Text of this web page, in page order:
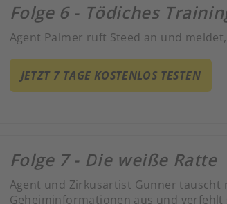
Folge 6 - Tödiches
Agent Palmer ruft Steed an und
JETZT 7 TAGE KOSTENLOS TESTEN
Folge 7 - Die weiße Ratte
Agent und Zirkusartist Gunner tauscht
Geheiminformationen aus und verfehlt